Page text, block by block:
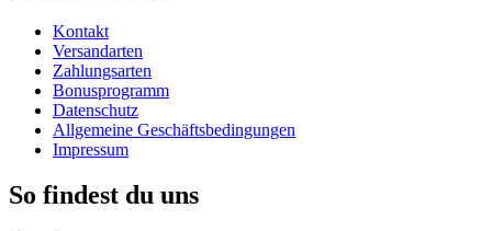
Kontakt
Versandarten
Zahlungsarten
Bonusprogramm
Datenschutz
Allgemeine Geschäftsbedingungen
Impressum
So findest du uns